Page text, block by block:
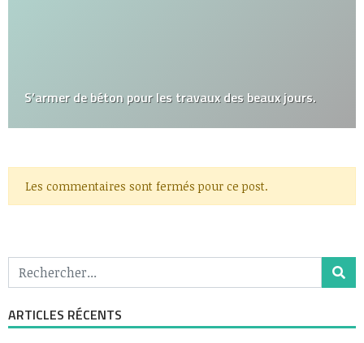
S’armer de béton pour les travaux des beaux jours.
Les commentaires sont fermés pour ce post.
ARTICLES RÉCENTS